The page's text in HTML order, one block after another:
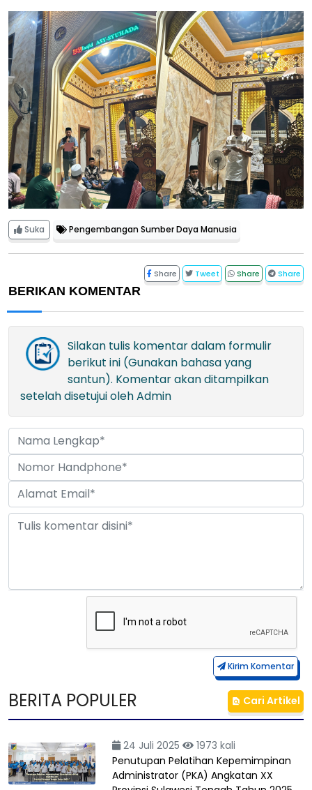
Suka Pengembangan Sumber Daya Manusia
Share Tweet Share Share
BERIKAN KOMENTAR
Silakan tulis komentar dalam formulir
berikut ini (Gunakan bahasa yang
santun). Komentar akan ditampilkan
setelah disetujui oleh Admin
Kirim Komentar
BERITA POPULER Cari Artikel
24 Juli 2025
1973 kali
Penutupan Pelatihan Kepemimpinan
Administrator (PKA) Angkatan XX